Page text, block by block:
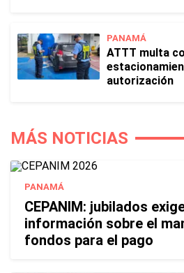
PANAMÁ
ATTT multa
autorización
MÁS NOTICIAS
PANAMÁ
CEPANIM: jubilados
información sobre el
fondos para el pago